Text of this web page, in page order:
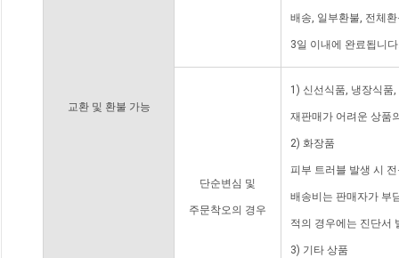
교환 및 환불 가능
배송, 일부환불, 전체
3일 이내에 완료됩니
단순변심 및
주문착오의 경우
1) 신선식품, 냉장식품
재판매가 어려운 상품
2) 화장품
피부 트러블 발생 시
배송비는 판매자가 부
적의 경우에는 진단서
3) 기타 상품